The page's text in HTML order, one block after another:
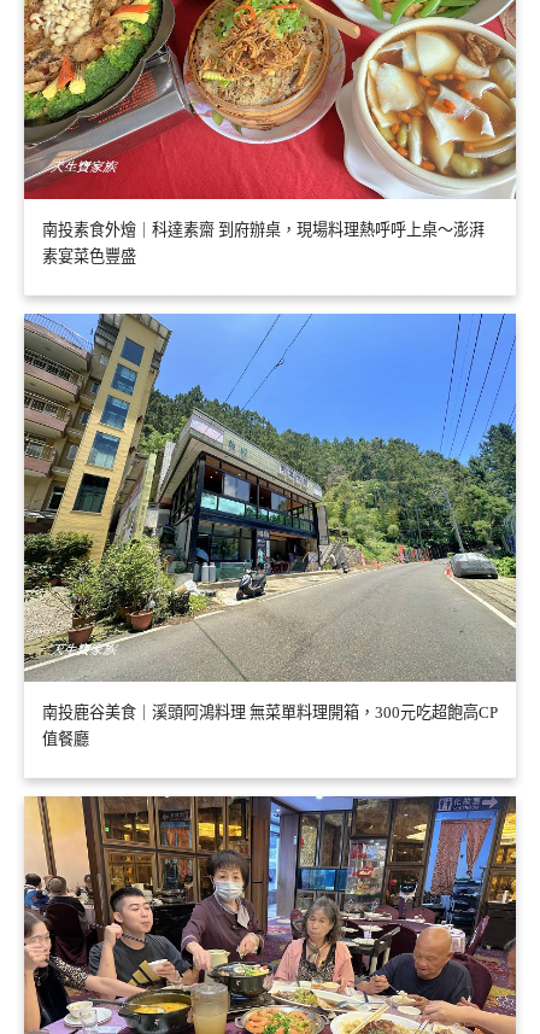
南投素食外燴｜科達素齋 到府辦桌，現場料理熱呼呼上桌～澎湃
素宴菜色豐盛
南投鹿谷美食｜溪頭阿鴻料理 無菜單料理開箱，300元吃超飽高CP
值餐廳